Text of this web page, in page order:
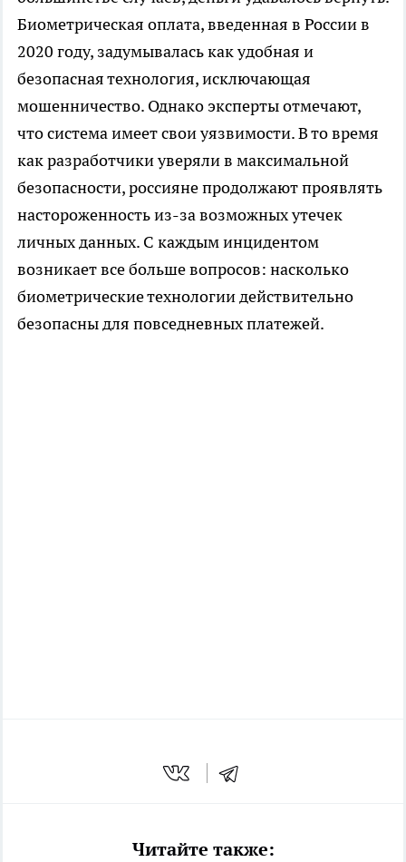
Биометрическая оплата, введенная в России в
2020 году, задумывалась как удобная и
безопасная технология, исключающая
мошенничество. Однако эксперты отмечают,
что система имеет свои уязвимости. В то время
как разработчики уверяли в максимальной
безопасности, россияне продолжают проявлять
настороженность из-за возможных утечек
личных данных. С каждым инцидентом
возникает все больше вопросов: насколько
биометрические технологии действительно
безопасны для повседневных платежей.
Читайте также: